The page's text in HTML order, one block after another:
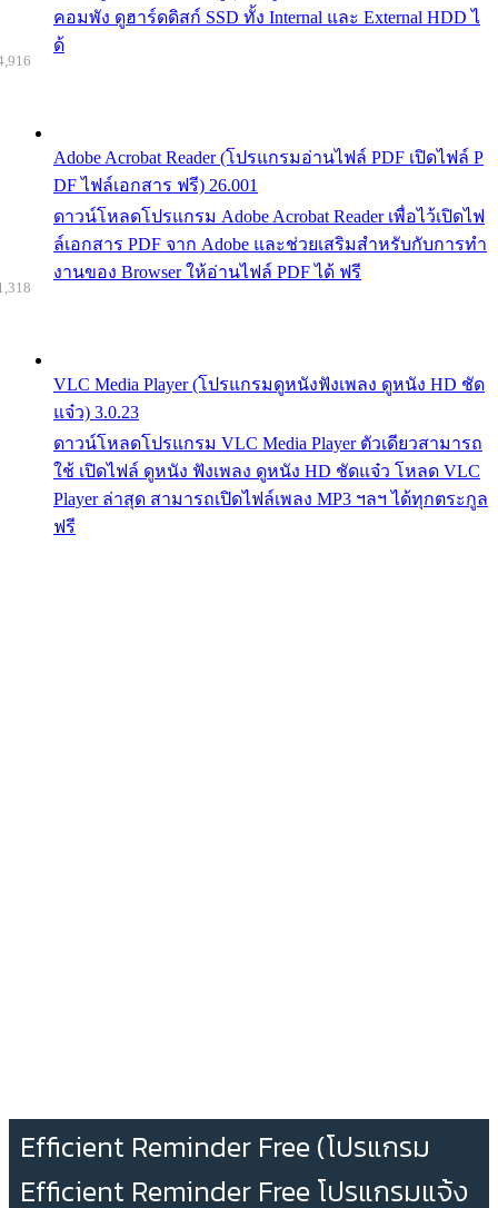
คอมพัง ดูฮาร์ดดิสก์ SSD ทั้ง Internal และ External HDD ไ
ด้
Adobe Acrobat Reader (โปรแกรมอ่านไฟล์ PDF เปิดไฟล์ P
DF ไฟล์เอกสาร ฟรี) 26.001
ดาวน์โหลดโปรแกรม Adobe Acrobat Reader เพื่อไว้เปิดไฟ
ล์เอกสาร PDF จาก Adobe และช่วยเสริมสำหรับกับการทำ
งานของ Browser ให้อ่านไฟล์ PDF ได้ ฟรี
VLC Media Player (โปรแกรมดูหนังฟังเพลง ดูหนัง HD ชัด
แจ๋ว) 3.0.23
ดาวน์โหลดโปรแกรม VLC Media Player ตัวเดียวสามารถ
ใช้ เปิดไฟล์ ดูหนัง ฟังเพลง ดูหนัง HD ชัดแจ๋ว โหลด VLC
Player ล่าสุด สามารถเปิดไฟล์เพลง MP3 ฯลฯ ได้ทุกตระกูล
ฟรี
Efficient Reminder Free (โปรแกรม
Efficient Reminder Free โปรแกรมแจ้ง